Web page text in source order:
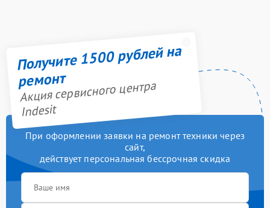
Получите 1500 рублей на
ремонт
Акция сервисного центра
Indesit
При оформлении заявки на ремонт техники через
сайт,
действует персональная бессрочная скидка